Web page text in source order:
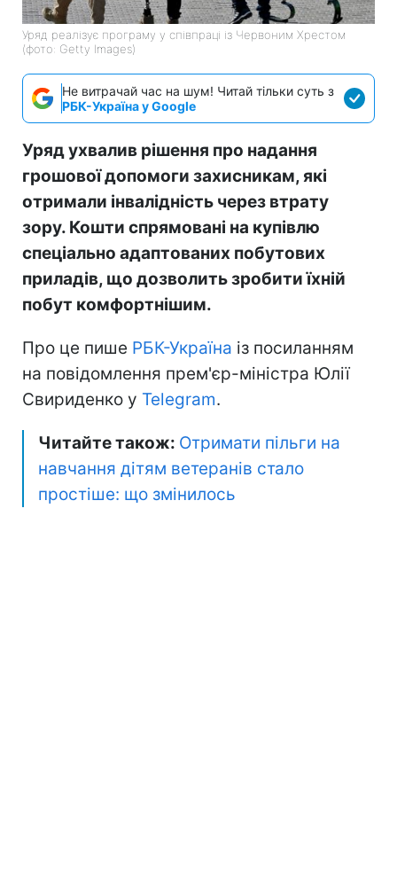
Уряд реалізує програму у співпраці із Червоним Хрестом
(фото: Getty Images)
Не витрачай час на шум! Читай тільки суть з
РБК-Україна у Google
Уряд ухвалив рішення про надання
грошової допомоги захисникам, які
отримали інвалідність через втрату
зору. Кошти спрямовані на купівлю
спеціально адаптованих побутових
приладів, що дозволить зробити їхній
побут комфортнішим.
Про це пише РБК-Україна із посиланням
на повідомлення прем'єр-міністра Юлії
Свириденко у Telegram.
Читайте також: Отримати пільги на
навчання дітям ветеранів стало
простіше: що змінилось